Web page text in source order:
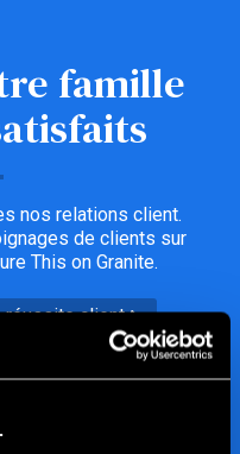
famille
nos relations client.
de clients sur
This on Granite.
réussite client